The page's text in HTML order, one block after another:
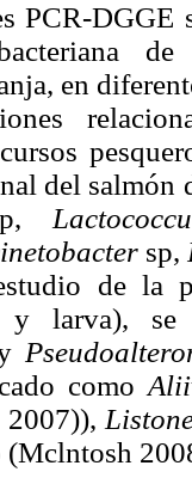
PCR-DGGE
en
del salmón
sp,
de la
y larva), se
como
2007)),
(Mclntosh